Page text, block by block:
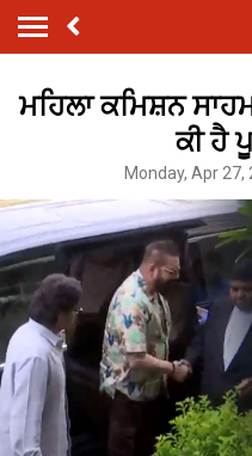
ਮਹਿਲਾ ਕਮਿਸ਼ਨ
ਕੀ ਹੈ
Monday, Apr 27,